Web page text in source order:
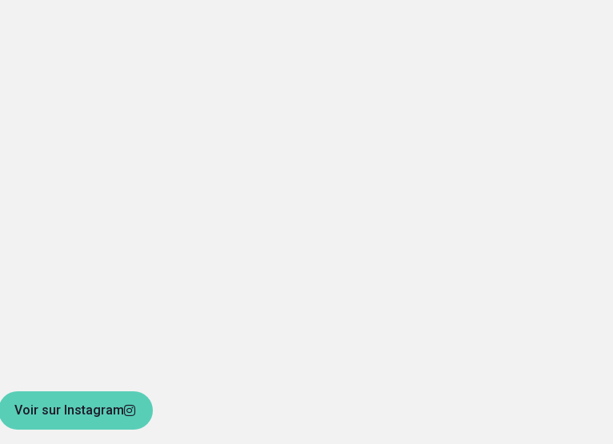
Voir sur Instagram